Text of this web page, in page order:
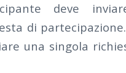
deve
di
una singola